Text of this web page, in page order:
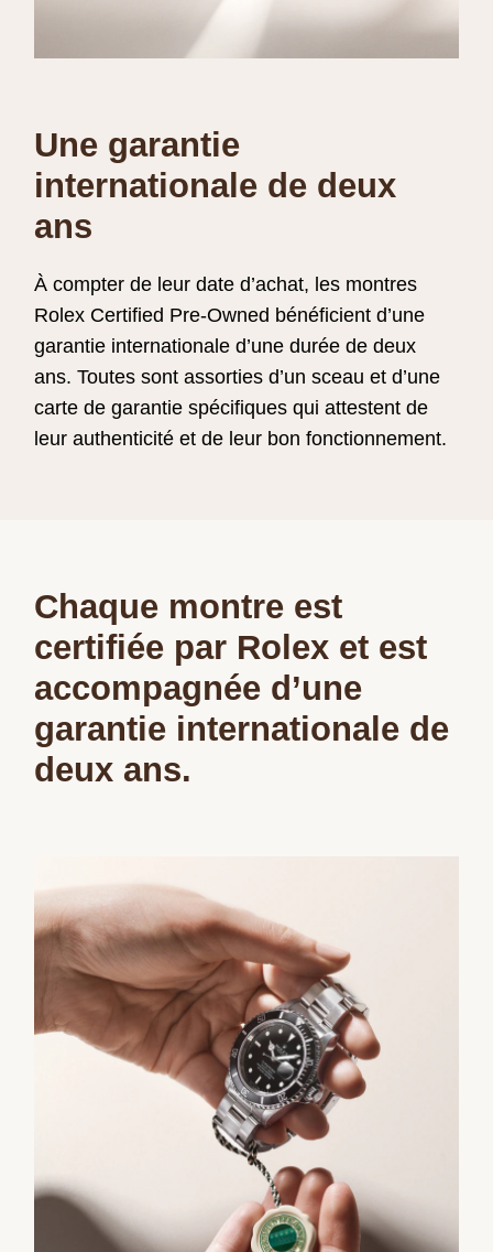
Une garantie
internationale de deux
ans
À compter de leur date d’achat, les montres
Rolex Certified Pre‑Owned bénéficient d’une
garantie internationale d’une durée de deux
ans. Toutes sont assorties d’un sceau et d’une
carte de garantie spécifiques qui attestent de
leur authenticité et de leur bon fonctionnement.
Chaque montre est
certifiée par Rolex et est
accompagnée d’une
garantie internationale de
deux ans.